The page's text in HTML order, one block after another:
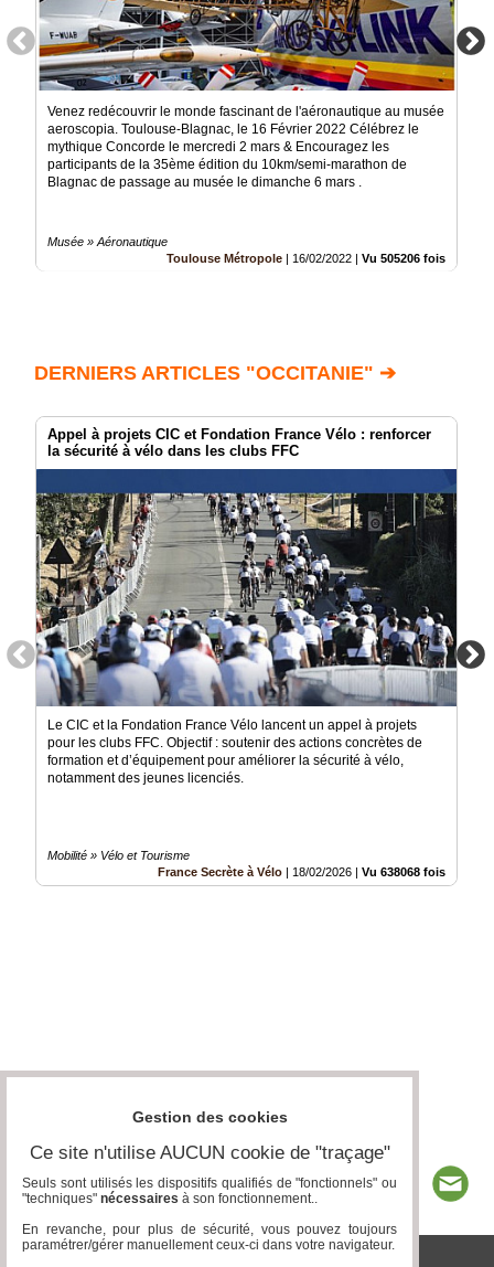
Venez redécouvrir le monde fascinant de l'aéronautique au musée
aeroscopia. Toulouse-Blagnac, le 16 Février 2022 Célébrez le
mythique Concorde le mercredi 2 mars & Encouragez les
participants de la 35ème édition du 10km/semi-marathon de
Blagnac de passage au musée le dimanche 6 mars .
Musée » Aéronautique
Toulouse Métropole | 16/02/2022 | Vu 505206 fois
DERNIERS ARTICLES "OCCITANIE" ➔
Appel à projets CIC et Fondation France Vélo : renforcer
la sécurité à vélo dans les clubs FFC
Le CIC et la Fondation France Vélo lancent un appel à projets
pour les clubs FFC. Objectif : soutenir des actions concrètes de
formation et d’équipement pour améliorer la sécurité à vélo,
notamment des jeunes licenciés.
Mobilité » Vélo et Tourisme
France Secrète à Vélo | 18/02/2026 | Vu 638068 fois
Gestion des cookies
Ce site n'utilise AUCUN cookie de "traçage"
Seuls sont utilisés les dispositifs qualifiés de "fonctionnels" ou
"techniques" nécessaires à son fonctionnement..
En revanche, pour plus de sécurité, vous pouvez toujours
paramétrer/gérer manuellement ceux-ci dans votre navigateur.